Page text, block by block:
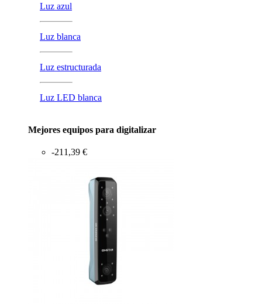
Luz azul
Luz blanca
Luz estructurada
Luz LED blanca
Mejores equipos para digitalizar
-211,39 €